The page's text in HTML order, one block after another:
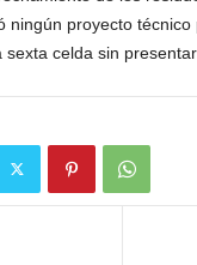
ningún proyecto
celda sin